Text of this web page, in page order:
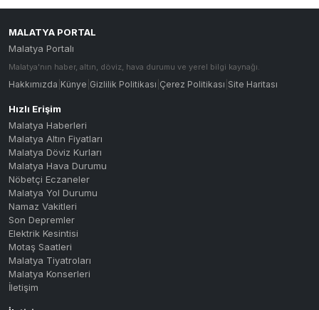
153B 153B : MALİYE - M.B.B. - MAŞTİ
15A 15A : AKPINAR - H.HALİL ÇİFTLİ
15A-C
16B 16B : MALİYE - ORDUZU - BAHÇEB
16C 16C : İNÖNÜ UNV. - CANKOÇ
16K 16K : MALİYE - ÇEVRE YOLU - TE
16M 16M : MALİYE - ÇEVRE YOLU - MA
17A 17A : KARAKAVAK - M.B.B. - AKP
17B 17B : GÜNGÖR - FAHRİ KAYAHAN -
17C 17C : ŞENTEPE - TECDE - GÜNEY
18A 18A : MERKEZ - ÇİLESİZ - TECDE
18A-C 18A-Ç : MERKEZ - ÇİLESİZ - TEC
MALATYA PORTAL
Malatya Portalı
Malatya'nın haber, altın, döviz, hava durumu ve yerel bilgi kaynağı.
Hakkımızda Künye Gizlilik Politikası Çerez Politikası Site Haritası
Hızlı Erişim
Malatya Haberleri
Malatya Altın Fiyatları
Malatya Döviz Kurları
Malatya Hava Durumu
Nöbetçi Eczaneler
Malatya Yol Durumu
Namaz Vakitleri
Son Depremler
Elektrik Kesintisi
Motaş Saatleri
Malatya Tiyatroları
Malatya Konserleri
İletişim